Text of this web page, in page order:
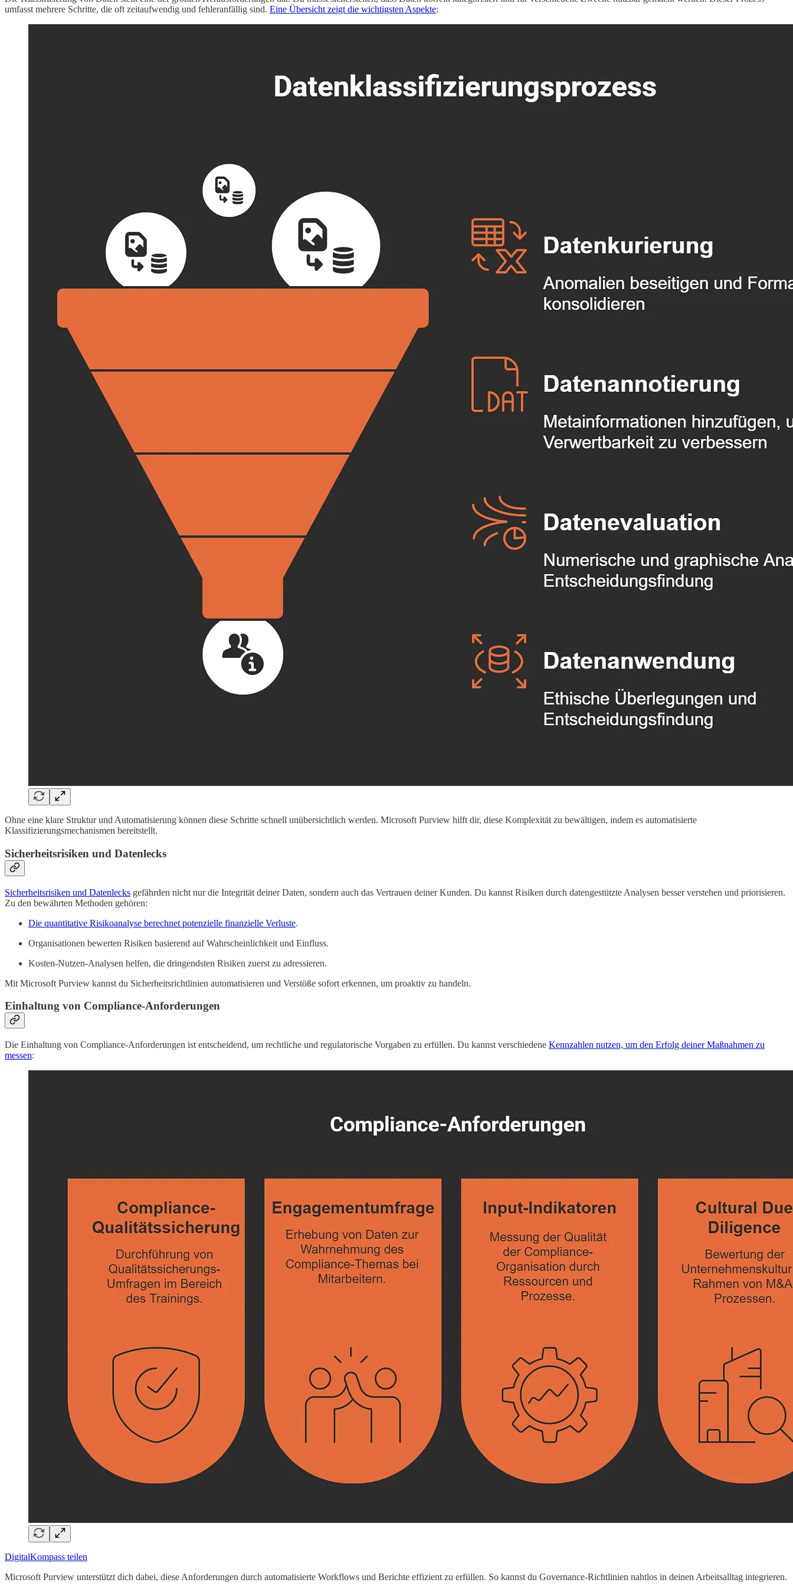
umfasst mehrere Schritte, die oft zeitaufwendig und fehleranfällig sind. Eine Übersicht zeigt die wichtigsten Aspekte:
Ohne eine klare Struktur und Automatisierung können diese Schritte schnell unübersichtlich werden. Microsoft Purview hilft dir, diese Komplexität zu bewältigen, indem es automatisierte
Klassifizierungsmechanismen bereitstellt.
Sicherheitsrisiken und Datenlecks
Sicherheitsrisiken und Datenlecks gefährden nicht nur die Integrität deiner Daten, sondern auch das Vertrauen deiner Kunden. Du kannst Risiken durch datengestützte Analysen besser verstehen und priorisieren.
Zu den bewährten Methoden gehören:
Die quantitative Risikoanalyse berechnet potenzielle finanzielle Verluste.
Organisationen bewerten Risiken basierend auf Wahrscheinlichkeit und Einfluss.
Kosten-Nutzen-Analysen helfen, die dringendsten Risiken zuerst zu adressieren.
Mit Microsoft Purview kannst du Sicherheitsrichtlinien automatisieren und Verstöße sofort erkennen, um proaktiv zu handeln.
Einhaltung von Compliance-Anforderungen
Die Einhaltung von Compliance-Anforderungen ist entscheidend, um rechtliche und regulatorische Vorgaben zu erfüllen. Du kannst verschiedene Kennzahlen nutzen, um den Erfolg deiner Maßnahmen zu
messen:
DigitalKompass teilen
Microsoft Purview unterstützt dich dabei, diese Anforderungen durch automatisierte Workflows und Berichte effizient zu erfüllen. So kannst du Governance-Richtlinien nahtlos in deinen Arbeitsalltag integrieren.